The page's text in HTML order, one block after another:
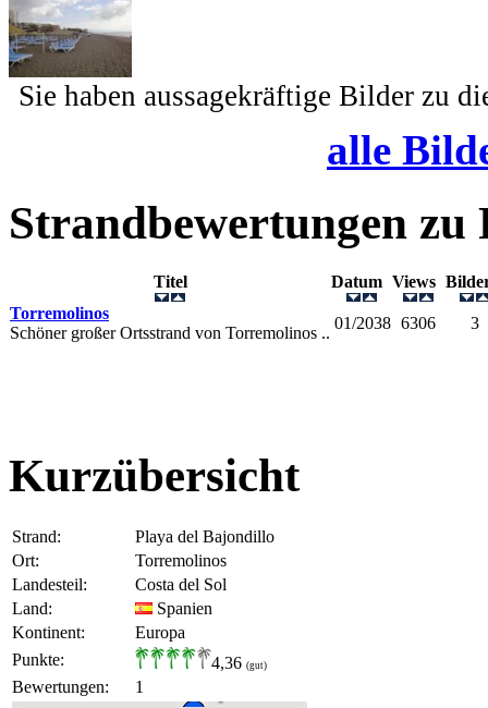
Sie haben aussagekräftige Bilder zu
alle
Strandbewertungen zu
Titel Datum Views
Torremolinos
Schöner großer Ortsstrand von Torremolinos ..
01/2038 6306 3
Kurzübersicht
Strand:
Playa del Bajondillo
Ort:
Torremolinos
Landesteil:
Costa del Sol
Land:
Spanien
Kontinent:
Europa
Punkte:
4,36 (gut)
Bewertungen: 1